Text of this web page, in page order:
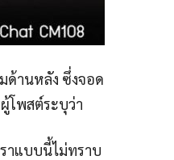
ด้านหลัง ซึ่งจอด
โพสต์ระบุว่า
าแบบนี้ไม่ทราบ